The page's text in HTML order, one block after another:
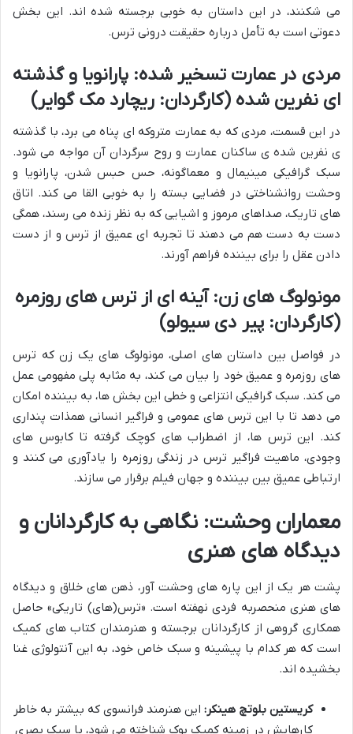
می شکنند، در این داستان به خوبی برجسته شده اند. این بخش
دعوتی است به تأمل درباره حقیقت درونی ترس.
مردی در عمارت تسخیر شده: پارانویا و گذشته
ای نفرین شده (کارگردان: ریچارد مک گوایر)
در این قسمت، مردی که به عمارت متروکه ای پناه می برد، با گذشته
ی نفرین شده ی ساکنان عمارت و روح سرگردان آن مواجه می شود.
سبک گرافیکی مینیمال و معماگونه، حس حبس شدن، پارانویا و
وحشت روانشناختی در فضایی بسته را به خوبی القا می کند. اتاق
های تاریک، صداهای مرموز و اشیایی که به نظر زنده می رسند، همگی
دست به دست هم می دهند تا تجربه ای عمیق از ترس و از دست
دادن عقل را برای بیننده فراهم آورند.
مونولوگ های زن: آینه ای از ترس های روزمره
(کارگردان: پیر دی سیولو)
در فواصل بین داستان های اصلی، مونولوگ های یک زن که ترس
های روزمره و عمیق خود را بیان می کند، به مثابه پلی مفهومی عمل
می کند. سبک گرافیکی انتزاعی و خطی این بخش ها، به بیننده امکان
می دهد تا با این ترس های عمومی و فراگیر انسانی همذات پنداری
کند. این ترس ها، از اضطراب های کوچک گرفته تا کابوس های
وجودی، ماهیت فراگیر ترس در زندگی روزمره را یادآوری می کنند و
ارتباطی عمیق بین بیننده و جهان فیلم برقرار می سازند.
معماران وحشت: نگاهی به کارگردانان و
دیدگاه های هنری
پشت هر یک از این پاره های وحشت آور، ذهن های خلاق و دیدگاه
های هنری منحصربه فردی نهفته است. «ترس(های) تاریکی» حاصل
همکاری گروهی از کارگردانان برجسته و هنرمندان کتاب های کمیک
است که هر کدام با پیشینه و سبک خاص خود، به این آنتولوژی غنا
بخشیده اند.
کریستین بلوتچ هینکر: این هنرمند فرانسوی که بیشتر به خاطر
کارهایش در زمینه کمیک بوک شناخته می شود، با سبک بصری